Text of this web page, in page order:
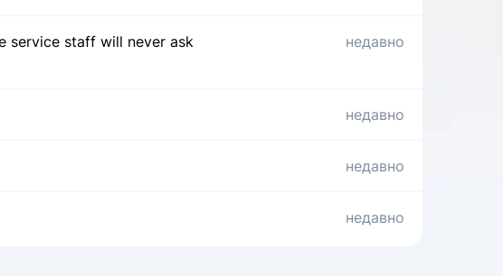
недавно
service staff will never ask
недавно
недавно
недавно